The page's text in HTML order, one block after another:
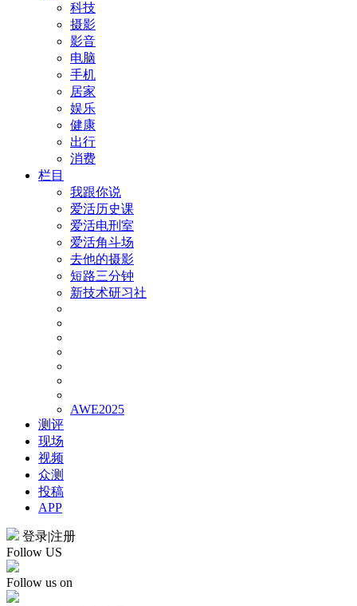
科技
摄影
影音
电脑
手机
居家
娱乐
健康
出行
消费
栏目
我跟你说
爱活历史课
爱活电刑室
爱活角斗场
去他的摄影
短路三分钟
新技术研习社
AWE2025
测评
现场
视频
众测
投稿
APP
登录|注册
Follow US
Follow us on